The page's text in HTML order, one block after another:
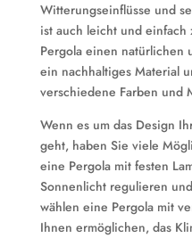
Witterungseinflüsse und
ist auch leicht und
Pergola einen natürlichen
ein nachhaltiges Material
verschiedene Farben und
Wenn es um das Design
geht, haben Sie viele
eine Pergola mit festen
Sonnenlicht regulieren
wählen eine Pergola mit
Ihnen ermöglichen, das